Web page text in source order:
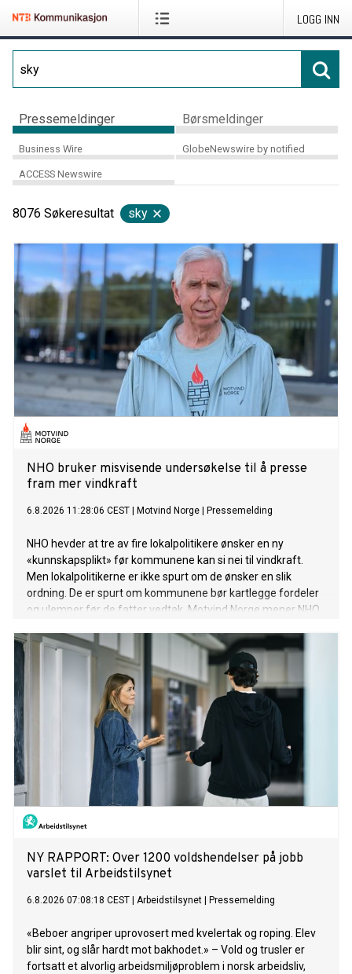
LOGG INN
Pressemeldinger Børsmeldinger
Business Wire GlobeNewswire by notified
ACCESS Newswire
8076 Søkeresultat sky
NHO bruker misvisende undersøkelse til å presse
fram mer vindkraft
6.8.2026 11:28:06 CEST Motvind Norge Pressemelding
NHO hevder at tre av fire lokalpolitikere ønsker en ny
«kunnskapsplikt» før kommunene kan si nei til vindkraft.
Men lokalpolitikerne er ikke spurt om de ønsker en slik
ordning. De er spurt om kommunene bør kartlegge fordeler
og ulemper før de fatter vedtak. Motvind Norge mener NHO
på kommunene.
NY RAPPORT: Over 1200 voldshendelser på jobb
varslet til Arbeidstilsynet
6.8.2026 07:08:18 CEST Arbeidstilsynet Pressemelding
«Beboer angriper uprovosert med kvelertak og roping. Elev
blir sint, og slår hardt mot bakhodet.» – Vold og trusler er
fortsatt et alvorlig arbeidsmiljøproblem i norsk arbeidsliv,